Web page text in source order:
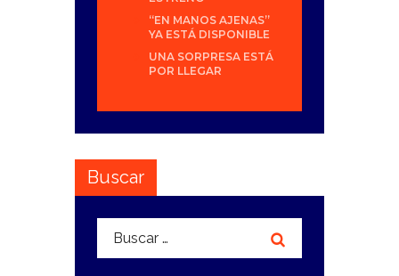
“EN MANOS AJENAS”
YA ESTÁ DISPONIBLE
UNA SORPRESA ESTÁ
POR LLEGAR
Buscar
Buscar: